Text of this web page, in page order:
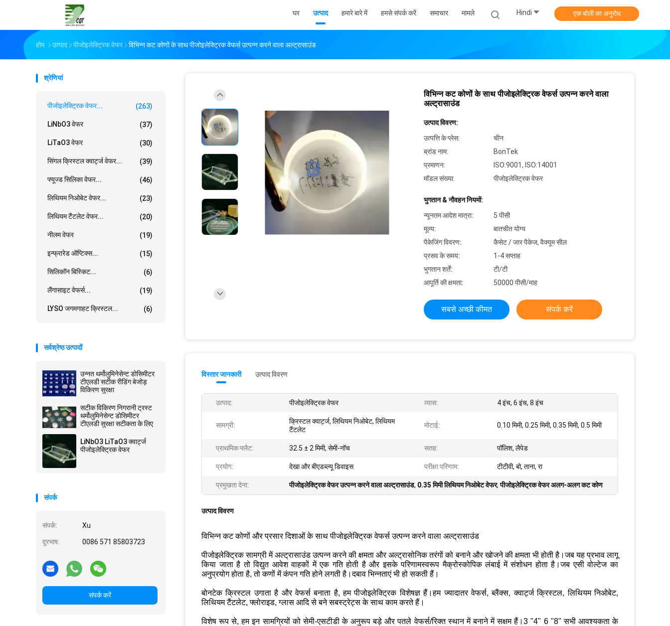
घर उत्पाद हमारे बारे में हमसे संपर्क करें समाचार मामले Hindi एक बोली का अनुरोध
होम उत्पाद पीजोइलेक्ट्रिक वेफर विभिन्न कट कोणों के साथ पीजोइलेक्ट्रिक वेफर्स उत्पन्न करने वाला अल्ट्रासाउंड
श्रेणियां
पीजोइलेक्ट्रिक वेफर... (263)
LiNbO3 वेफर (37)
LiTaO3 वेफर (30)
सिंगल क्रिस्टल क्वार्ट्ज वेफर... (39)
फ्यूज्ड सिलिका वेफर... (46)
लिथियम निओबेट वेफर... (23)
लिथियम टैंटलेट वेफर... (20)
नीलम वेफर (19)
इन्फ्रारेड ऑप्टिक्स... (15)
सिलिकॉन बिस्किट... (6)
लैंगासाइट वेफर्स... (19)
LYSO जगमगाहट क्रिस्टल... (6)
सर्वश्रेष्ठ उत्पादों
उन्नत थर्मोलुमिनेसेन्ट डोसिमीटर
टीएलडी सटीक रीडिंग बेजोड़
विकिरण सुरक्षा
सटीक विकिरण निगरानी ट्रस्ट
थर्मोलुमिनेसेन्ट डोसिमीटर
टीएलडी सुरक्षा सटीकता के लिए
LiNbO3 LiTaO3 क्वार्ट्ज
पीजोइलेक्ट्रिक वेफर
संपर्क
संपर्क: Xu
दूरभाष: 0086 571 85803723
संपर्क करें
विभिन्न कट कोणों के साथ पीजोइलेक्ट्रिक वेफर्स उत्पन्न करने वाला
अल्ट्रासाउंड
उत्पाद विवरण:
उत्पत्ति के प्लेस:
चीन
ब्रांड नाम:
BonTek
प्रमाणन:
ISO:9001, ISO:14001
मॉडल संख्या:
पीजोइलेक्ट्रिक वेफर
भुगतान & नौवहन नियमों:
न्यूनतम आदेश मात्रा:
5 पीसी
मूल्य:
बातचीत योग्य
पैकेजिंग विवरण:
कैसेट / जार पैकेज, वैक्यूम सील
प्रसव के समय:
1-4 सप्ताह
भुगतान शर्तें:
टी/टी
आपूर्ति की क्षमता:
50000 पीसी/माह
सबसे अच्छी कीमत संपर्क करें
विस्तार जानकारी उत्पाद विवरण
उत्पाद: पीजोइलेक्ट्रिक वेफर व्यास: 4 इंच, 6 इंच, 8 इंच
सामग्री:
क्रिस्टल क्वार्ट्ज, लिथियम निओबेट, लिथियम
टैंटलेट
मोटाई: 0.10 मिमी, 0.25 मिमी, 0.35 मिमी, 0.5 मिमी
प्राथमिक फ्लैट: 32.5 ± 2 मिमी, सेमी-नॉच सतह: पॉलिश, लैपेड
प्रयोग: देखा और बीएडब्ल्यू डिवाइस परीक्षा परिणाम: टीटीवी, बो, ताना, रा
प्रमुखता देना: पीजोइलेक्ट्रिक वेफर उत्पन्न करने वाला अल्ट्रासाउंड, 0.35 मिमी लिथियम निओबेट वेफर,पीजोइलेक्ट्रिक वेफर अलग-अलग कट कोण
उत्पाद विवरण
विभिन्न कट कोणों और प्रसार दिशाओं के साथ पीजोइलेक्ट्रिक वेफर्स उत्पन्न करने वाला अल्ट्रासाउंड
पीजोइलेक्ट्रिक सामग्री में अल्ट्रासाउंड उत्पन्न करने की क्षमता और अल्ट्रासोनिक तरंगों को बनाने और खोजने की क्षमता भी होती है।जब यह प्रभाव लागू
किया जाता है तो विद्युत आवेश वाहकों में एक गति होती है और इसके परिणामस्वरूप मैक्रोस्कोपिक लंबाई में संशोधन होता है।जब एसी वोल्टेज का
अनुप्रयोग होता है, तो कणों में कंपन गति होने लगती है।दबाव भिन्नताएं भी हो सकती हैं।
बोनटेक क्रिस्टल उगाता है और वेफर्स बनाता है, हम पीजोइलेक्ट्रिक विशेषज्ञ हैं।हम ज्यादातर वेफर्स, ब्लैंक्स, क्वार्ट्ज क्रिस्टल, लिथियम निओबेट,
लिथियम टैंटलेट, फ्लोराइड, ग्लास आदि से बने सबस्ट्रेट्स के साथ काम करते हैं।
विशेष रूप से, हम इन सामग्रियों को सेमी-एसटीडी के अनुरूप बड़े और पतले वेफर्स/रिक्त स्थान में बनाने में सक्षम हैं।3 "4" 6 "8" सभी आवश्यकता के